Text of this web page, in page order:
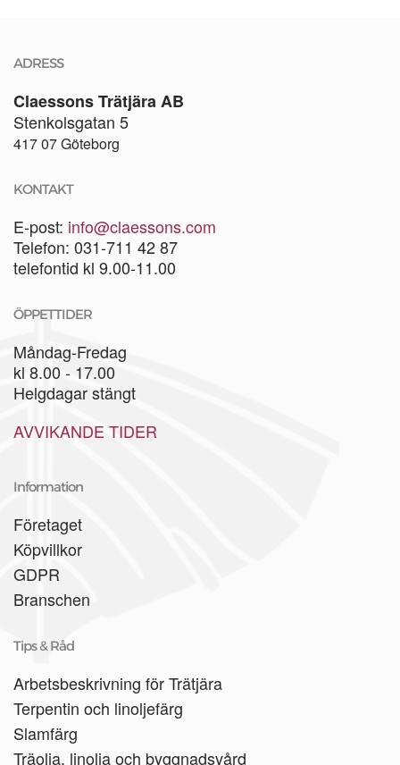
ADRESS
Claessons Trätjära AB
Stenkolsgatan 5
417 07 Göteborg
KONTAKT
E-post: info@claessons.com
Telefon: 031-711 42 87
telefontid kl 9.00-11.00
ÖPPETTIDER
Måndag-Fredag
kl 8.00 - 17.00
Helgdagar stängt
AVVIKANDE TIDER
Information
Företaget
Köpvillkor
GDPR
Branschen
Tips & Råd
Arbetsbeskrivning för Trätjära
Terpentin och linoljefärg
Slamfärg
Träolja, linolja och byggnadsvård